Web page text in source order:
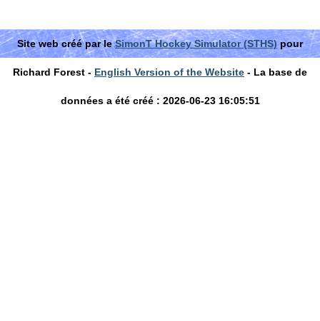
Site web créé par leSimonT Hockey Simulator (STHS)pour
Richard Forest - English Version of the Website - La base de
données a été créé : 2026-06-23 16:05:51